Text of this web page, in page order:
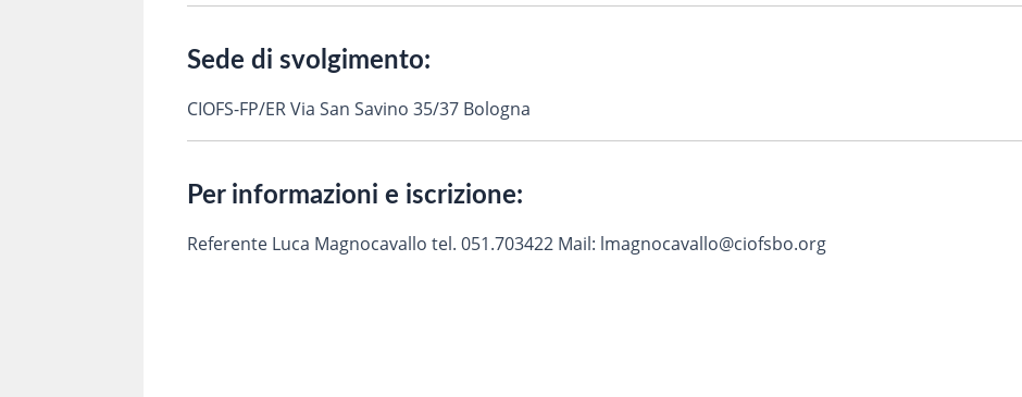
Sede di svolgimento:
CIOFS-FP/ER Via San Savino 35/37 Bologna
Per informazioni e iscrizione:
Referente Luca Magnocavallo tel. 051.703422 Mail: lmagnocavallo@ciofsbo.org